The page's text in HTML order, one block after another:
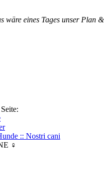
wäre eines Tages unser Plan
:: Nostri cani
♀